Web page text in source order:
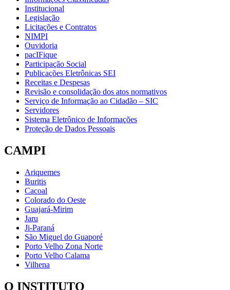
Institucional
Legislação
Licitações e Contratos
NIMPI
Ouvidoria
pacIFique
Participação Social
Publicações Eletrônicas SEI
Receitas e Despesas
Revisão e consolidação dos atos normativos
Serviço de Informação ao Cidadão – SIC
Servidores
Sistema Eletrônico de Informações
Proteção de Dados Pessoais
CAMPI
Ariquemes
Buritis
Cacoal
Colorado do Oeste
Guajará-Mirim
Jaru
Ji-Paraná
São Miguel do Guaporé
Porto Velho Zona Norte
Porto Velho Calama
Vilhena
O INSTITUTO